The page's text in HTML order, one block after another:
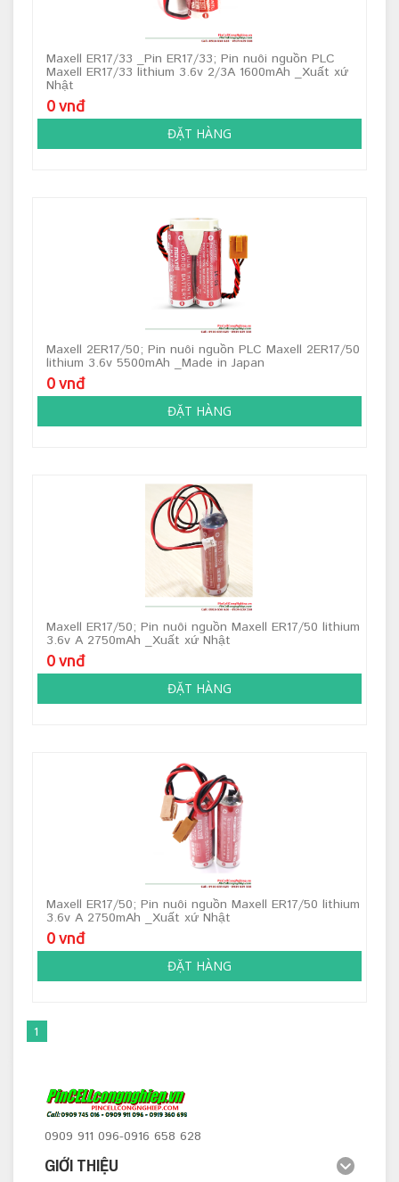
Maxell ER17/33 _Pin ER17/33; Pin nuôi nguồn PLC
Maxell ER17/33 lithium 3.6v 2/3A 1600mAh _Xuất xứ
Nhật
0 vnđ
ĐẶT HÀNG
Maxell 2ER17/50; Pin nuôi nguồn PLC Maxell 2ER17/50
lithium 3.6v 5500mAh _Made in Japan
0 vnđ
ĐẶT HÀNG
Maxell ER17/50; Pin nuôi nguồn Maxell ER17/50 lithium
3.6v A 2750mAh _Xuất xứ Nhật
0 vnđ
ĐẶT HÀNG
Maxell ER17/50; Pin nuôi nguồn Maxell ER17/50 lithium
3.6v A 2750mAh _Xuất xứ Nhật
0 vnđ
ĐẶT HÀNG
1
0909 911 096-0916 658 628
GIỚI THIỆU